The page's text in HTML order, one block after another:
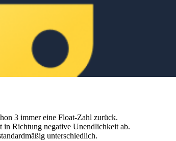
3 immer eine Float-Zahl zurück.
Richtung negative Unendlichkeit ab.
unterschiedlich.